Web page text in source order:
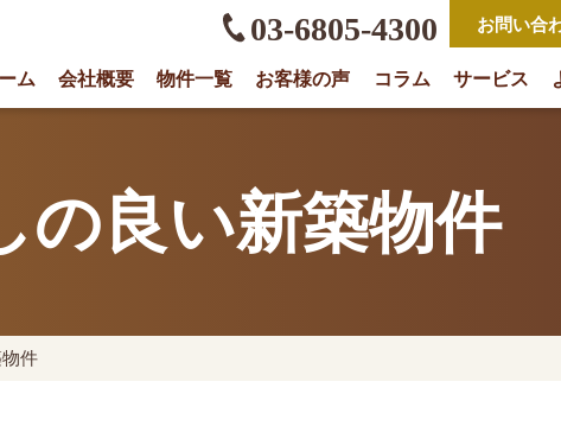
動産会社｜売却・買取は株式会社Orio
03-6805-4300 お問い合
ム 会社概要 物件一覧 お客様の声 コラム サービス
の良い新築物件
件